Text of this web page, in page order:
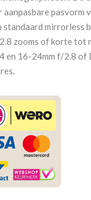
aanpasbare
standaard mirrorless
zooms of korte tot
en 16-24mm f/2.8 of